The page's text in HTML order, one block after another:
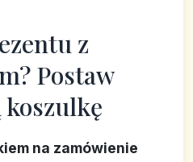
z
Postaw
koszulkę
na zamówienie